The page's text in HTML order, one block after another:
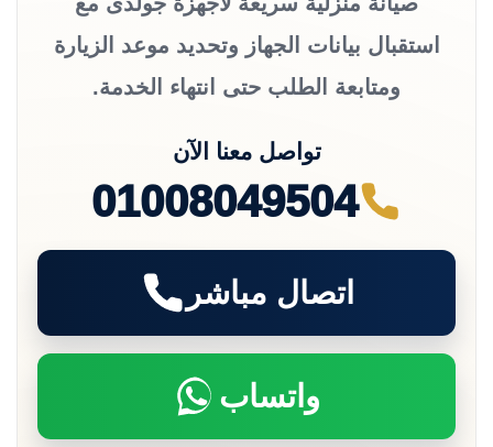
استقبال بيانات الجهاز وتحديد موعد الزيارة
ومتابعة الطلب حتى انتهاء الخدمة.
تواصل معنا الآن
01008049504
اتصال مباشر
واتساب